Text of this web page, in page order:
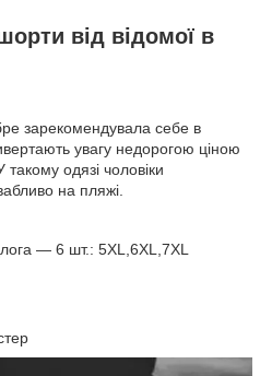
від відомої в
зарекомендувала себе в
увагу недорогою ціною
одязі чоловіки
на пляжі.
— 6 шт.: 5XL,6XL,7XL